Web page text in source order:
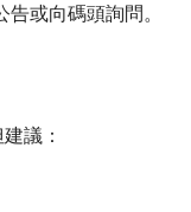
或向碼頭詢問。
議：